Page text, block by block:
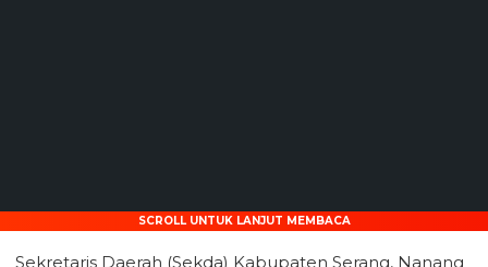
SCROLL UNTUK LANJUT MEMBACA
Sekretaris Daerah (Sekda) Kabupaten Serang, Nanang